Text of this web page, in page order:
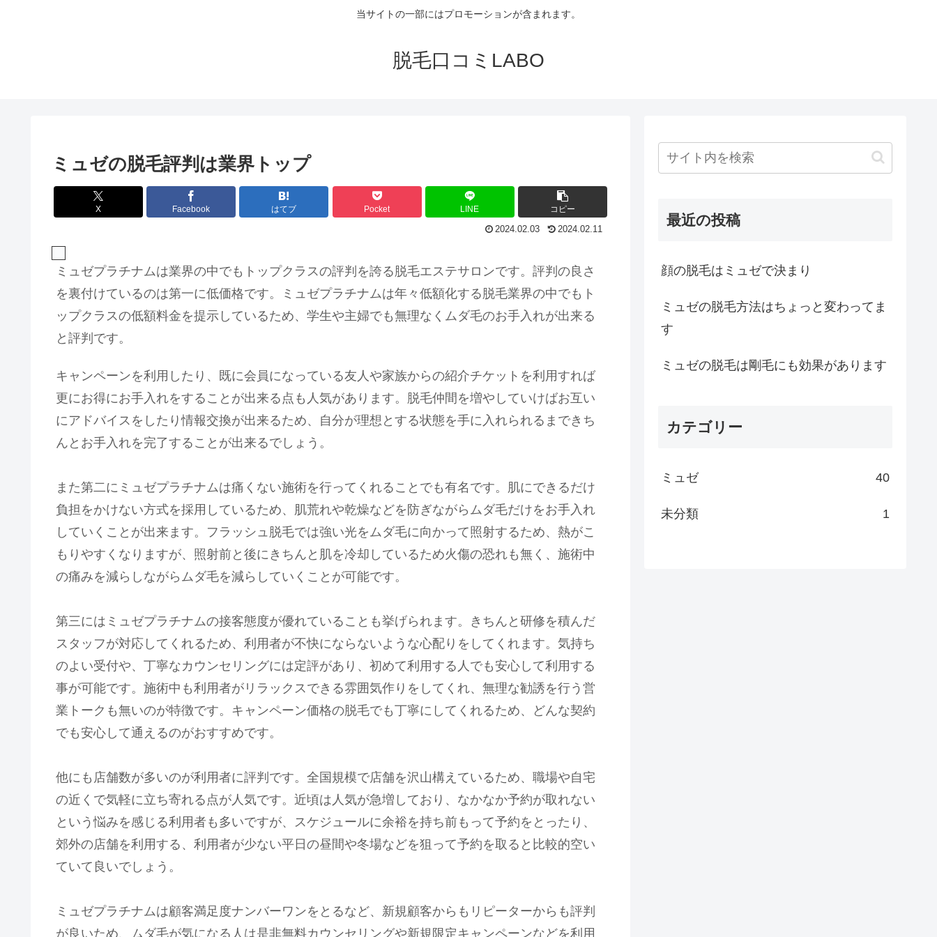
当サイトの一部にはプロモーションが含まれます。
脱毛口コミLABO
ミュゼの脱毛評判は業界トップ
X Facebook はてブ Pocket LINE コピー
2024.02.03 2024.02.11
ミュゼプラチナムは業界の中でもトップクラスの評判を誇る脱毛エステサロンです。評判の良さ
を裏付けているのは第一に低価格です。ミュゼプラチナムは年々低額化する脱毛業界の中でもト
ップクラスの低額料金を提示しているため、学生や主婦でも無理なくムダ毛のお手入れが出来る
と評判です。
キャンペーンを利用したり、既に会員になっている友人や家族からの紹介チケットを利用すれば
更にお得にお手入れをすることが出来る点も人気があります。脱毛仲間を増やしていけばお互い
にアドバイスをしたり情報交換が出来るため、自分が理想とする状態を手に入れられるまできち
んとお手入れを完了することが出来るでしょう。
また第二にミュゼプラチナムは痛くない施術を行ってくれることでも有名です。肌にできるだけ
負担をかけない方式を採用しているため、肌荒れや乾燥などを防ぎながらムダ毛だけをお手入れ
していくことが出来ます。フラッシュ脱毛では強い光をムダ毛に向かって照射するため、熱がこ
もりやすくなりますが、照射前と後にきちんと肌を冷却しているため火傷の恐れも無く、施術中
の痛みを減らしながらムダ毛を減らしていくことが可能です。
第三にはミュゼプラチナムの接客態度が優れていることも挙げられます。きちんと研修を積んだ
スタッフが対応してくれるため、利用者が不快にならないような心配りをしてくれます。気持ち
のよい受付や、丁寧なカウンセリングには定評があり、初めて利用する人でも安心して利用する
事が可能です。施術中も利用者がリラックスできる雰囲気作りをしてくれ、無理な勧誘を行う営
業トークも無いのが特徴です。キャンペーン価格の脱毛でも丁寧にしてくれるため、どんな契約
でも安心して通えるのがおすすめです。
他にも店舗数が多いのが利用者に評判です。全国規模で店舗を沢山構えているため、職場や自宅
の近くで気軽に立ち寄れる点が人気です。近頃は人気が急増しており、なかなか予約が取れない
という悩みを感じる利用者も多いですが、スケジュールに余裕を持ち前もって予約をとったり、
郊外の店舗を利用する、利用者が少ない平日の昼間や冬場などを狙って予約を取ると比較的空い
ていて良いでしょう。
ミュゼプラチナムは顧客満足度ナンバーワンをとるなど、新規顧客からもリピーターからも評判
が良いため、ムダ毛が気になる人は是非無料カウンセリングや新規限定キャンペーンなどを利用
最近の投稿
顔の脱毛はミュゼで決まり
ミュゼの脱毛方法はちょっと変わってま
す
ミュゼの脱毛は剛毛にも効果があります
カテゴリー
ミュゼ 40
未分類 1